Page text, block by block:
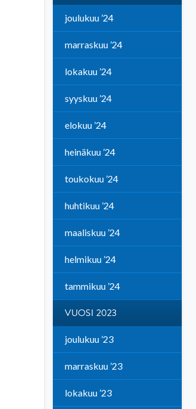
joulukuu ’24
marraskuu ’24
lokakuu ’24
syyskuu ’24
elokuu ’24
heinäkuu ’24
toukokuu ’24
huhtikuu ’24
maaliskuu ’24
helmikuu ’24
tammikuu ’24
VUOSI 2023
joulukuu ’23
marraskuu ’23
lokakuu ’23